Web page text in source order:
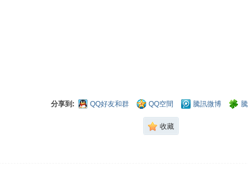
分享到: QQ好友和群 QQ空間 騰訊微博
收藏